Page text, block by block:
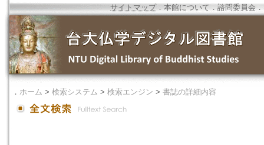
サイトマップ．本館について ． 諮問委員会 ．
． ホーム > 検索システム > 検索エンジン > 書誌の詳細内容